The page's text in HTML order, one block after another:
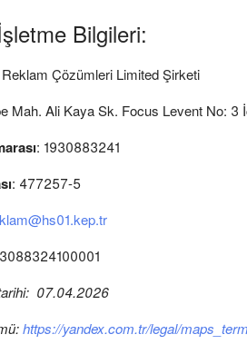
Bilgileri:
Çözümleri Limited Şirketi
Mah. Ali Kaya Sk. Focus Levent No: 3
: 1930883241
: 477257-5
07.04.2026
https://yandex.com.tr/legal/